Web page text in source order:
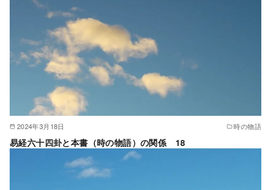
2024年3月18日 時の物語
易経六十四卦と本書（時の物語）の関係 18